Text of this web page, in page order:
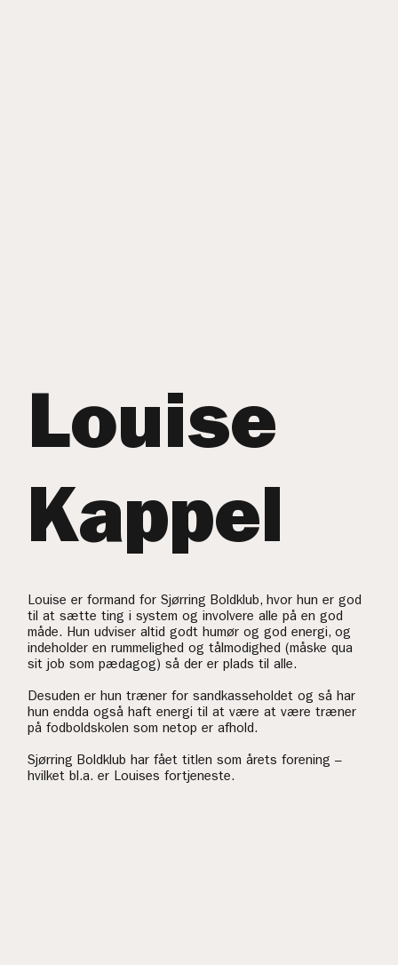
Louise
Kappel
Louise er formand for Sjørring Boldklub, hvor hun er god
til at sætte ting i system og involvere alle på en god
måde. Hun udviser altid godt humør og god energi, og
indeholder en rummelighed og tålmodighed (måske qua
sit job som pædagog) så der er plads til alle.
Desuden er hun træner for sandkasseholdet og så har
hun endda også haft energi til at være at være træner
på fodboldskolen som netop er afhold.
Sjørring Boldklub har fået titlen som årets forening –
hvilket bl.a. er Louises fortjeneste.